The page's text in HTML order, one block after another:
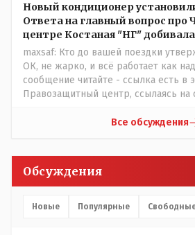
Новый кондиционер
Ответа на главный вопрос про
центре Костаная "НГ"
maxsaf: Кто до вашей поездки
ОК, не жарко, и всё работает как
сообщение читайте - ссылка есть в
Правозащитный центр, ссылаясь на
прислали ему в виде
настоящему времени их установили
помещениях, предназначенных для
установлены кондиционеры,
Все обсуждения
Обсуждения
Новые Популярные